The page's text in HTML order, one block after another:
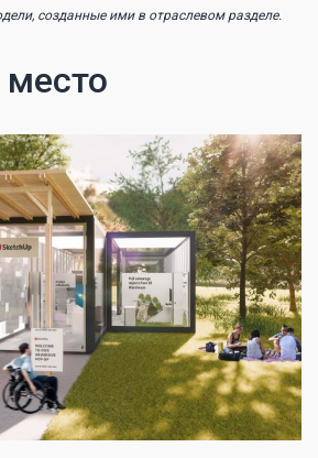
созданные ими в отраслевом разделе.